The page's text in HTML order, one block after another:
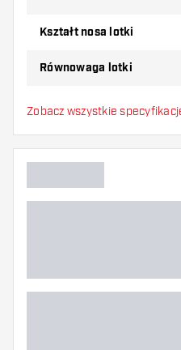
Kształt nosa lotki
Równowaga lotki
Materiał lotki
Typ Dartowy chwyt na nos
Kształt lotki
Zobacz wszystkie